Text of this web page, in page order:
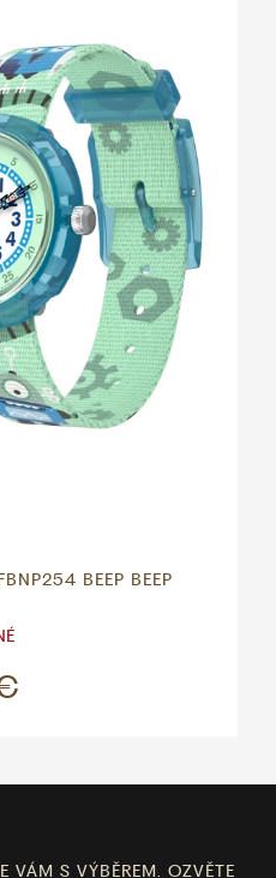
BEEP BEEP
VÁM S VÝBĚREM. OZVĚTE